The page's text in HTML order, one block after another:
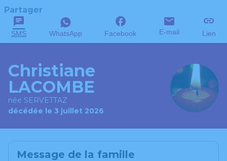
Partager
SMS WhatsApp Facebook E-mail Lien
Christiane
LACOMBE
née SERVETTAZ
décédée le 3 juillet 2026
Message de la famille